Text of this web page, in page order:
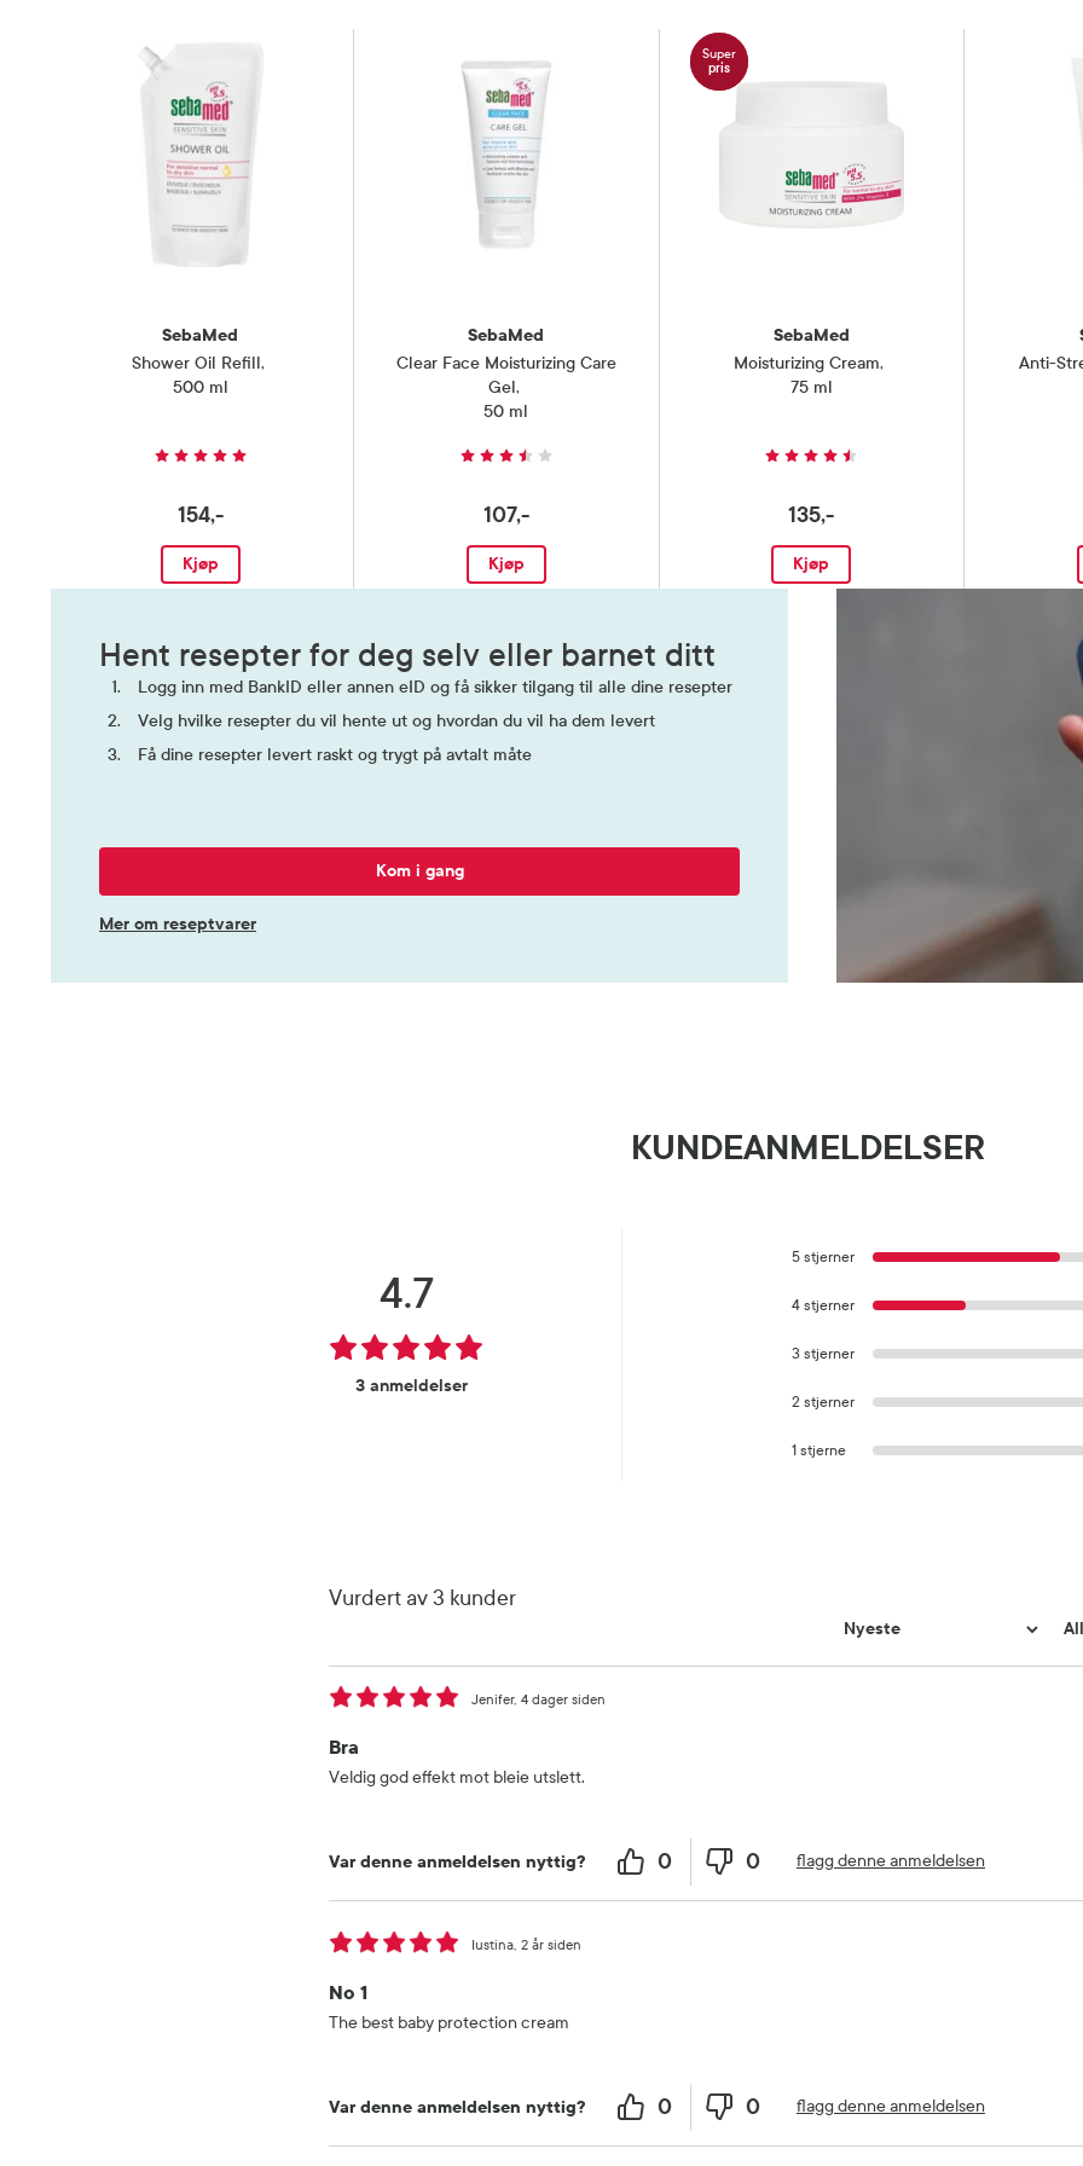
SebaMed
Shower Oil Refill,
500 ml
154,-
Kjøp
SebaMed
Clear Face Moisturizing Care
Gel,
50 ml
107,-
Kjøp
Super
pris
SebaMed
Moisturizing Cream,
75 ml
135,-
Kjøp
Anti-
Hent resepter for deg selv eller barnet ditt
Logg inn med BankID eller annen eID og få sikker tilgang til alle dine resepter
Velg hvilke resepter du vil hente ut og hvordan du vil ha dem levert
Få dine resepter levert raskt og trygt på avtalt måte
Kom i gang
Mer om reseptvarer
KUNDEANMELDELSER
4.7
3 anmeldelser
5 stjerner
4 stjerner
3 stjerner
2 stjerner
1 stjerne
Vurdert av 3 kunder
Bra
4 dager siden
Jenifer
Veldig god effekt mot bleie utslett.
Var denne anmeldelsen nyttig? 0 0 flagg denne anmeldelsen
No 1
2 år siden
Iustina
The best baby protection cream
Var denne anmeldelsen nyttig? 0 0 flagg denne anmeldelsen